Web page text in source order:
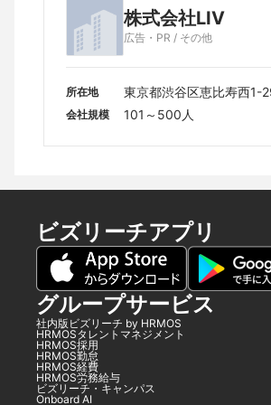
株式会社LIV
広告・PR / その他
所在地
東京都渋谷区恵比寿西1-
号
会社規模 101～500人
ビズリーチアプリ
グループサービス
社内版ビズリーチ by HRMOS
HRMOSタレントマネジメント
HRMOS採用
HRMOS勤怠
HRMOS経費
HRMOS労務給与
ビズリーチ・キャンパス
Onboard AI